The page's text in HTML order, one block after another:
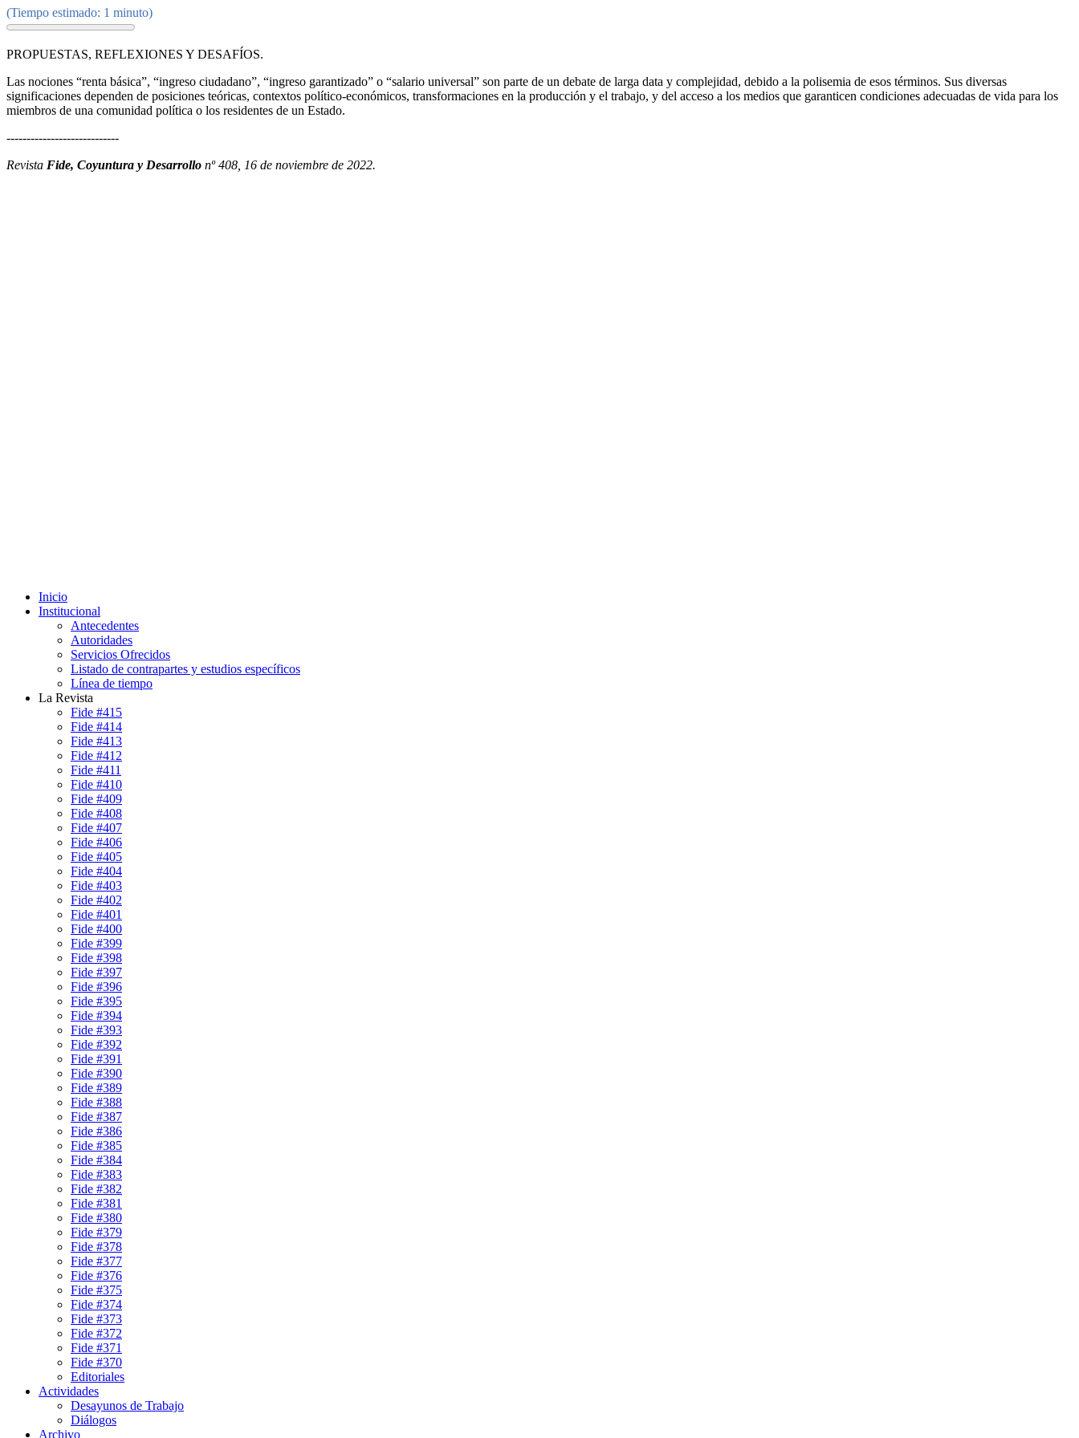
(Tiempo estimado: 1 minuto)
PROPUESTAS, REFLEXIONES Y DESAFÍOS.
Las nociones “renta básica”, “ingreso ciudadano”, “ingreso garantizado” o “salario universal” son parte de un debate de larga data y complejidad, debido a la polisemia de esos términos. Sus diversas
significaciones dependen de posiciones teóricas, contextos político-económicos, transformaciones en la producción y el trabajo, y del acceso a los medios que garanticen condiciones adecuadas de vida para los
miembros de una comunidad política o los residentes de un Estado.
----------------------------
Revista Fide, Coyuntura y Desarrollo nº 408, 16 de noviembre de 2022.
Inicio
Institucional
Antecedentes
Autoridades
Servicios Ofrecidos
Listado de contrapartes y estudios específicos
Línea de tiempo
La Revista
Fide #415
Fide #414
Fide #413
Fide #412
Fide #411
Fide #410
Fide #409
Fide #408
Fide #407
Fide #406
Fide #405
Fide #404
Fide #403
Fide #402
Fide #401
Fide #400
Fide #399
Fide #398
Fide #397
Fide #396
Fide #395
Fide #394
Fide #393
Fide #392
Fide #391
Fide #390
Fide #389
Fide #388
Fide #387
Fide #386
Fide #385
Fide #384
Fide #383
Fide #382
Fide #381
Fide #380
Fide #379
Fide #378
Fide #377
Fide #376
Fide #375
Fide #374
Fide #373
Fide #372
Fide #371
Fide #370
Editoriales
Actividades
Desayunos de Trabajo
Diálogos
Archivo